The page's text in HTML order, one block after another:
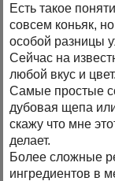
Есть такое
совсем коньяк,
особой разницы
Сейчас на
любой вкус и цвет.
Самые простые
дубовая щепа
скажу что мне
делает.
Более сложные
ингредиентов в